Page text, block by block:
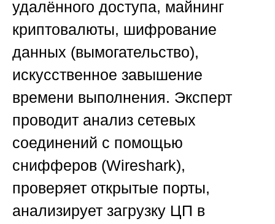
удалённого доступа, майнинг
криптовалюты, шифрование
данных (вымогательство),
искусственное завышение
времени выполнения. Эксперт
проводит анализ сетевых
соединений с помощью
снифферов (Wireshark),
проверяет открытые порты,
анализирует загрузку ЦП в